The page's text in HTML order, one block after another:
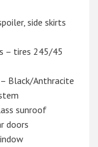
side skirts
– tires 245/45
Black/Anthracite
sunroof
doors